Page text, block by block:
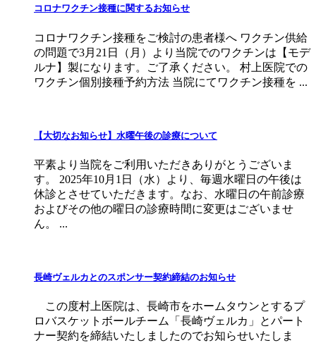
コロナワクチン接種に関するお知らせ
コロナワクチン接種をご検討の患者様へ ワクチン供給
の問題で3月21日（月）より当院でのワクチンは【モデ
ルナ】製になります。ご了承ください。 村上医院での
ワクチン個別接種予約方法 当院にてワクチン接種を ...
【大切なお知らせ】水曜午後の診療について
平素より当院をご利用いただきありがとうございま
す。 2025年10月1日（水）より、毎週水曜日の午後は
休診とさせていただきます。なお、水曜日の午前診療
およびその他の曜日の診療時間に変更はございませ
ん。 ...
長崎ヴェルカとのスポンサー契約締結のお知らせ
この度村上医院は、長崎市をホームタウンとするプ
ロバスケットボールチーム「長崎ヴェルカ」とパート
ナー契約を締結いたしましたのでお知らせいたしま